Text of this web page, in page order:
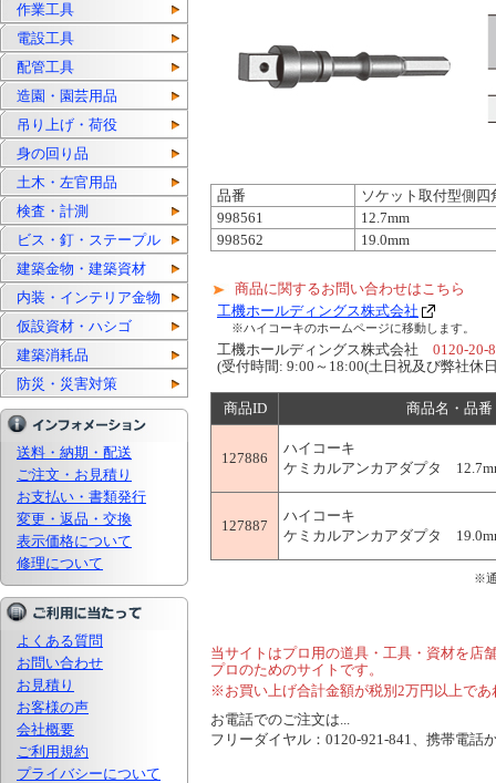
作業工具
電設工具
配管工具
造園・園芸用品
吊り上げ・荷役
身の回り品
土木・左官用品
検査・計測
ビス・釘・ステープル
建築金物・建築資材
内装・インテリア金物
仮設資材・ハシゴ
建築消耗品
防災・災害対策
送料・納期・配送
ご注文・お見積り
お支払い・書類発行
変更・返品・交換
表示価格について
修理について
よくある質問
お問い合わせ
お見積り
お客様の声
会社概要
ご利用規約
プライバシーについて
品番
ソケット取付型側四
998561
12.7mm
998562
19.0mm
商品に関するお問い合わせはこちら
工機ホールディングス株式会社
※ハイコーキのホームページに移動します。
工機ホールディングス株式会社 0120-20-
(受付時間: 9:00～18:00(土日祝及び弊社休
商品ID 商品名・品番
127886
ハイコーキ
ケミカルアンカアダプタ
127887
ハイコーキ
ケミカルアンカアダプタ
※
当サイトはプロ用の道具・工具・資材を店
プロのためのサイトです。
※お買い上げ合計金額が税別2万円以上で
お電話でのご注文は...
フリーダイヤル：0120-921-841、携帯電